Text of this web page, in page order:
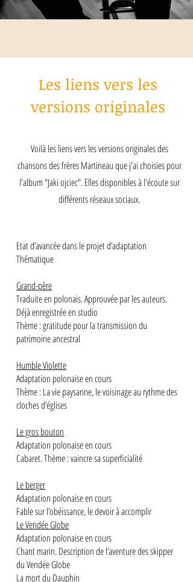
Les liens vers les
versions originales
Voilà les liens vers les versions originales des
chansons des frères Martineau que j'ai choisies pour
l'album "Jaki ojciec". Elles disponibles à l'écoute sur
différents réseaux sociaux.
Etat d’avancée dans le projet d’adaptation
Thématique
Grand-père
Traduite en polonais. Approuvée par les auteurs.
Déjà enregistrée en studio
Thème : gratitude pour la transmission du
patrimoine ancestral
Humble Violette
Adaptation polonaise en cours
Thème : La vie paysanne, le voisinage au rythme des
cloches d’églises
Le gros bouton
Adaptation polonaise en cours
Cabaret. Thème : vaincre sa superficialité
Le berger
Adaptation polonaise en cours
Fable sur l’obéissance, le devoir à accomplir
Le Vendée Globe
Adaptation polonaise en cours
Chant marin. Description de l’aventure des skipper
du Vendée Globe
La mort du Dauphin